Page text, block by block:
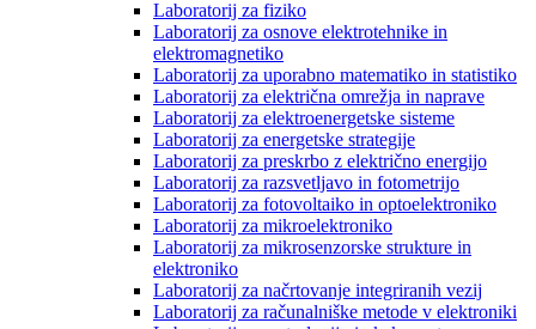
Laboratorij za fiziko
Laboratorij za osnove elektrotehnike in
elektromagnetiko
Laboratorij za uporabno matematiko in statistiko
Laboratorij za električna omrežja in naprave
Laboratorij za elektroenergetske sisteme
Laboratorij za energetske strategije
Laboratorij za preskrbo z električno energijo
Laboratorij za razsvetljavo in fotometrijo
Laboratorij za fotovoltaiko in optoelektroniko
Laboratorij za mikroelektroniko
Laboratorij za mikrosenzorske strukture in
elektroniko
Laboratorij za načrtovanje integriranih vezij
Laboratorij za računalniške metode v elektroniki